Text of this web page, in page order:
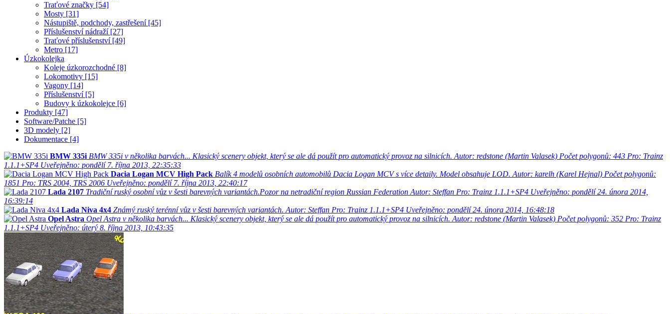
Traťové značky [54]
Mosty [31]
Nástupiště, podchody, zastřešení [45]
Příslušenství nádraží [27]
Traťové příslušenství [49]
Metro [17]
Úzkokolejka
Koleje úzkorozchodné [8]
Lokomotivy [15]
Vagony [14]
Příslušenství [5]
Budovy k úzkokolejce [6]
Produkty [47]
Software/Patche [5]
3D modely [2]
Dokumentace [4]
BMW 335i BMW 335i v několika barvách... Klasický scenery objekt, který se ale dá použít pro automatický provoz na silnicích. Autor: redstone (Martin Valasek) Počet polygonů: 443 Pro: Trainz
1.1.1+SP4 Uveřejněno: pondělí 7. října 2013, 22:35:33
Dacia Logan MCV High Pack Balík 4 modelů osobních automobilů Dacia Logan MCV s více detaily. Model obsahuje LOD. Autor: karelh (Karel Hejnal) Počet polygonů:
1851 Pro: TRS 2004, TRS 2006 Uveřejněno: pondělí 7. října 2013, 22:40:17
Lada 2107 Tradiční ruský osobní vůz v šesti barevných variantách.Pozor na netradiční region Russian Federation Autor: Steffan Pro: Trainz 1.1.1+SP4 Uveřejněno: pondělí 24. února 2014,
16:39:14
Lada Niva 4x4 Známý ruský terénní vůz v šesti barevných variantách. Autor: Steffan Pro: Trainz 1.1.1+SP4 Uveřejněno: pondělí 24. února 2014, 16:48:18
Opel Astra Opel Astra v několika barvách... Klasický scenery objekt, který se ale dá použít pro automatický provoz na silnicích. Autor: redstone (Martin Valasek) Počet polygonů: 352 Pro: Trainz
1.1.1+SP4 Uveřejněno: úterý 8. října 2013, 10:43:35